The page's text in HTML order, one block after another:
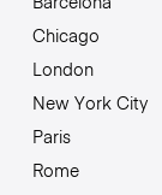
Chicago
London
New York City
Paris
Rome